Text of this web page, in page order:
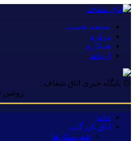
صفحه نخست
درباره
همکاری
ارتباط
۞ پایگاه خبری اتاق شفاف :
روشن تر
خانه
اتاق بازرگانی
شهرستان‌ها